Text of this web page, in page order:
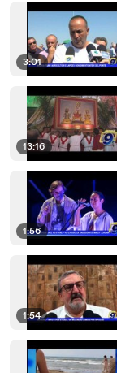
3:01
13:16
1:56
1:54